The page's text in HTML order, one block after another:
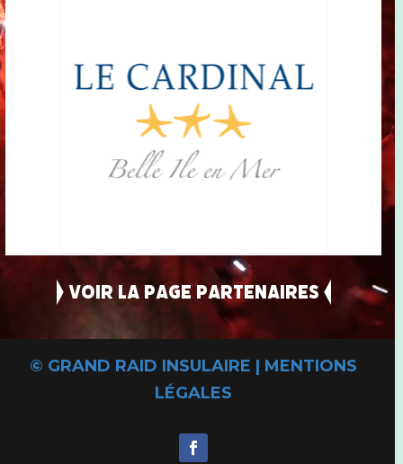
> Voir la page PARTENAIRES <
© GRAND RAID INSULAIRE | MENTIONS
LÉGALES